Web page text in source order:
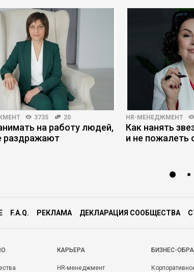
3735 20
на работу людей,
раздражают
HR-МЕНЕДЖМЕНТ
Как нанять
и не пожалеть
F.A.Q. РЕКЛАМА ДЕКЛАРАЦИЯ СООБЩЕСТВА
КАРЬЕРА
HR-менеджмент
БИЗНЕС-